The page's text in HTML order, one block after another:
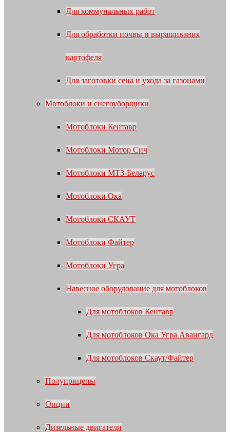
Для коммунальных работ
Для обработки почвы и выращивания
картофеля
Для заготовки сена и ухода за газонами
Мотоблоки и снегоуборщики
Мотоблоки Кентавр
Мотоблоки Мотор Сич
Мотоблоки МТЗ-Беларус
Мотоблоки Ока
Мотоблоки СКАУТ
Мотоблоки Файтер
Мотоблоки Угра
Навесное оборудование для мотоблоков
Для мотоблоков Кентавр
Для мотоблоков Ока Угра Авангард
Для мотоблоков Скаут/Файтер
Полуприцепы
Опции
Дизельные двигатели